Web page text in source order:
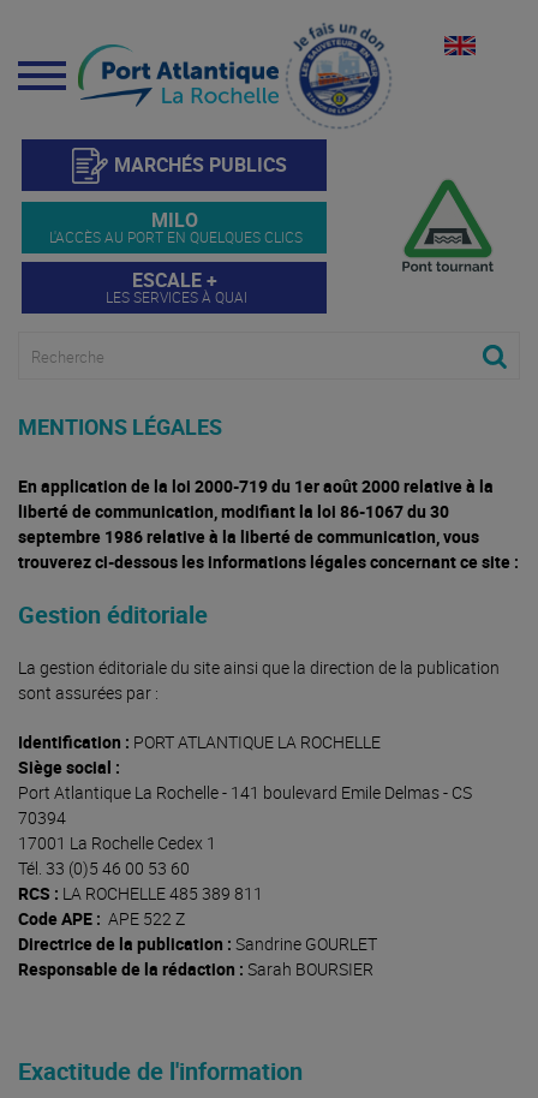
Menu
MARCHÉS PUBLICS
MILO
L'ACCÈS AU PORT EN QUELQUES CLICS
ESCALE +
LES SERVICES À QUAI
MENTIONS LÉGALES
En application de la loi 2000-719 du 1er août 2000 relative à la
liberté de communication, modifiant la loi 86-1067 du 30
septembre 1986 relative à la liberté de communication, vous
trouverez ci-dessous les informations légales concernant ce site :
Gestion éditoriale
La gestion éditoriale du site ainsi que la direction de la publication
sont assurées par :
Identification : PORT ATLANTIQUE LA ROCHELLE
Siège social :
Port Atlantique La Rochelle - 141 boulevard Emile Delmas - CS
70394
17001 La Rochelle Cedex 1
Tél. 33 (0)5 46 00 53 60
RCS : LA ROCHELLE 485 389 811
Code APE : APE 522 Z
Directrice de la publication : Sandrine GOURLET
Responsable de la rédaction : Sarah BOURSIER
Exactitude de l'information